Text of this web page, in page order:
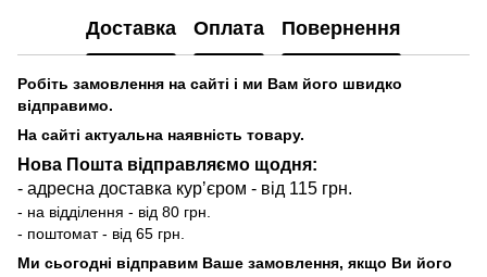
Доставка Оплата Повернення
Робіть замовлення на сайті і ми Вам його швидко
відправимо.
На сайті актуальна наявність товару.
Нова Пошта відправляємо щодня:
- адресна доставка курʼєром - від 115 грн.
- на відділення - від 80 грн.
- поштомат - від 65 грн.
Ми сьогодні відправим Ваше замовлення, якщо Ви його